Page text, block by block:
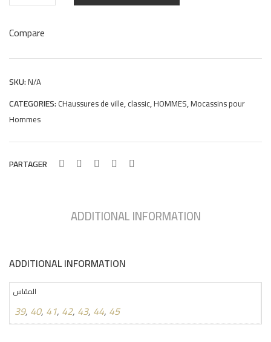
daim
marron
quantity
Compare
SKU: N/A
CATEGORIES: CHaussures de ville,classic,HOMMES,Mocassins pour
Hommes
PARTAGER
ADDITIONAL INFORMATION
ADDITIONAL INFORMATION
المقاس
39, 40, 41, 42, 43, 44, 45